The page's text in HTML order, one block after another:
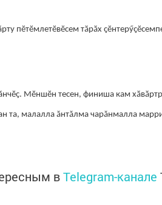
пӗтӗмлетӗвӗсем тӑрӑх
Мӗншӗн тесен, финиша кам
та, малалла ăнтăлма чарăнмалла
вTelegram-канале